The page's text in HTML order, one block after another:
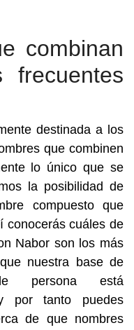
combinan
frecuentes
destinada a los
que combinen
lo único que se
la posibilidad de
compuesto que
conocerás cuáles de
Nabor son los más
nuestra base de
persona está
por tanto puedes
de que nombres